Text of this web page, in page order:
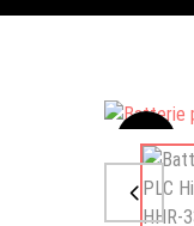
Sale